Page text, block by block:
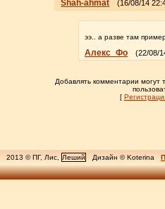
Shah-ahmat (16/08/14
ээ.. а разве там
Алекс_Фо (22/08/
Добавлять комментарии могут
[
2013 © ПГ, Лис, Леший Дизайн © Koterina